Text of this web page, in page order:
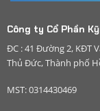
Công ty Cổ Phần
ĐC : 41 Đường 2, KĐT
Thủ Đức, Thành phố
MST: 0314430469